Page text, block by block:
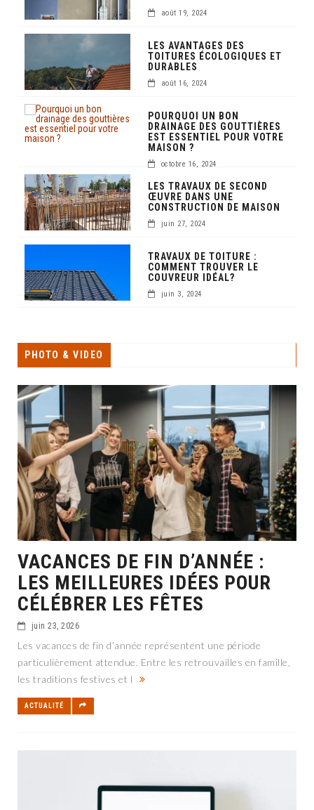
août 19, 2024
LES AVANTAGES DES
TOITURES ÉCOLOGIQUES ET
DURABLES
août 16, 2024
POURQUOI UN BON
DRAINAGE DES GOUTTIÈRES
EST ESSENTIEL POUR VOTRE
MAISON ?
octobre 16, 2024
LES TRAVAUX DE SECOND
ŒUVRE DANS UNE
CONSTRUCTION DE MAISON
juin 27, 2024
TRAVAUX DE TOITURE :
COMMENT TROUVER LE
COUVREUR IDÉAL?
juin 3, 2024
PHOTO & VIDEO
VACANCES DE FIN D’ANNÉE :
LES MEILLEURES IDÉES POUR
CÉLÉBRER LES FÊTES
juin 23, 2026
Les vacances de fin d’année représentent une période
particulièrement attendue. Entre les retrouvailles en famille,
les traditions festives et l
ACTUALITÉ